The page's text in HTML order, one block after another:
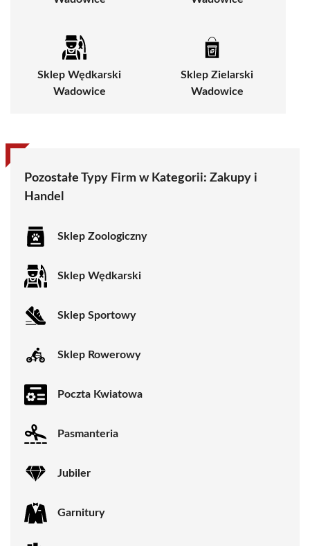
Sklep Wędkarski
Wadowice
Sklep Zielarski
Wadowice
Pozostałe Typy Firm w Kategorii: Zakupy i
Handel
Sklep Zoologiczny
Sklep Wędkarski
Sklep Sportowy
Sklep Rowerowy
Poczta Kwiatowa
Pasmanteria
Jubiler
Garnitury